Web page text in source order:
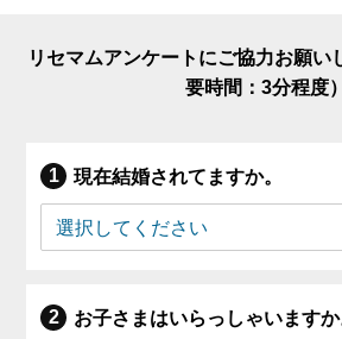
リセマムアンケートにご協力お願い
要時間：3分程度）
現在結婚されてますか。
お子さまはいらっしゃいますか